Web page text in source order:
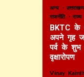
अन्य
राजनीति
राज्य
BKTC के
अपने गृह
पर्व के शुभ
वृक्षारोपण
Vinay